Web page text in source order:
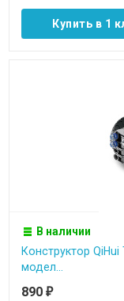
Купить в 1
В наличии
Конструктор
модел...
890 ₽